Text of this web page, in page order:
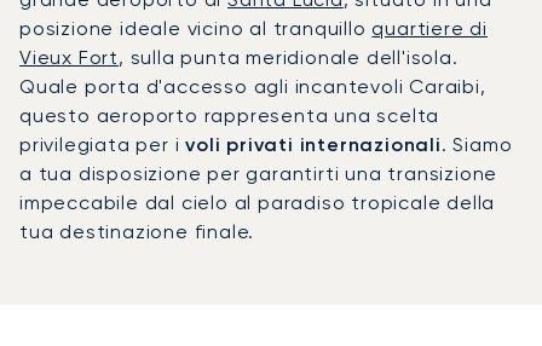
posizione ideale vicino al tranquillo quartiere di
Vieux Fort, sulla punta meridionale dell'isola.
Quale porta d'accesso agli incantevoli Caraibi,
questo aeroporto rappresenta una scelta
privilegiata per ivoli privati internazionali. Siamo
a tua disposizione per garantirti una transizione
impeccabile dal cielo al paradiso tropicale della
tua destinazione finale.